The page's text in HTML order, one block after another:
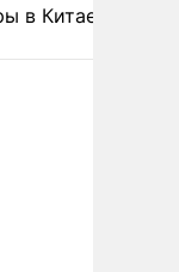
в Китае